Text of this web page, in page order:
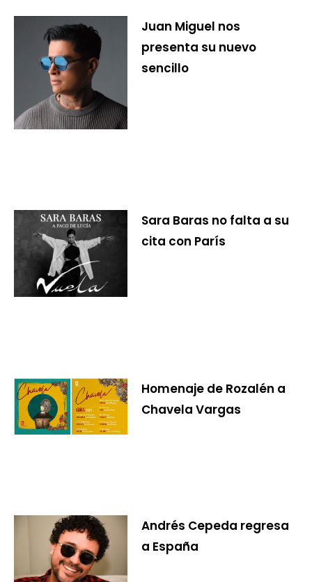
Juan Miguel nos
presenta su nuevo
sencillo
Sara Baras no falta a su
cita con París
Homenaje de Rozalén a
Chavela Vargas
Andrés Cepeda regresa
a España